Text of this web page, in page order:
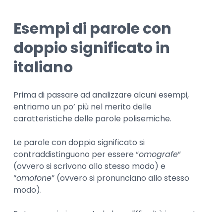
Esempi di parole con
doppio significato in
italiano
Prima di passare ad analizzare alcuni esempi,
entriamo un po’ più nel merito delle
caratteristiche delle parole polisemiche.
Le parole con doppio significato si
contraddistinguono per essere “omografe”
(ovvero si scrivono allo stesso modo) e
“omofone” (ovvero si pronunciano allo stesso
modo).